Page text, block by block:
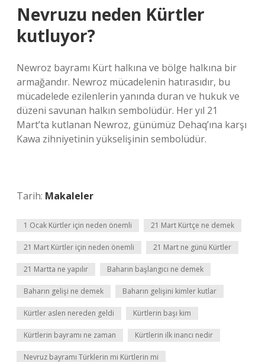
Nevruzu neden Kürtler
kutluyor?
Newroz bayramı Kürt halkına ve bölge halkına bir
armağandır. Newroz mücadelenin hatırasıdır, bu
mücadelede ezilenlerin yanında duran ve hukuk ve
düzeni savunan halkın sembolüdür. Her yıl 21
Mart’ta kutlanan Newroz, günümüz Dehaq’ına karşı
Kawa zihniyetinin yükselişinin sembolüdür.
Tarih: Makaleler
1 Ocak Kürtler için neden önemli 21 Mart Kürtçe ne demek
21 Mart Kürtler için neden önemli 21 Mart ne günü Kürtler
21 Martta ne yapılır Baharın başlangıcı ne demek
Baharın gelişi ne demek Baharın gelişini kimler kutlar
Kürtler aslen nereden geldi Kürtlerin başı kim
Kürtlerin bayramı ne zaman Kürtlerin ilk inancı nedir
Nevruz bayramı Türklerin mi Kürtlerin mi